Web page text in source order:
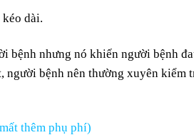
dài.
bệnh nhưng nó khiến người bệnh
người bệnh nên thường xuyên kiểm
thêm phụ phí)